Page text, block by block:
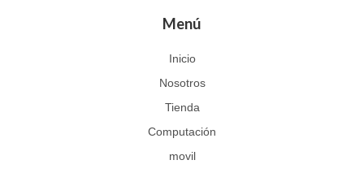
t
s
a
p
p
Menú
Inicio
Nosotros
Tienda
Computación
movil